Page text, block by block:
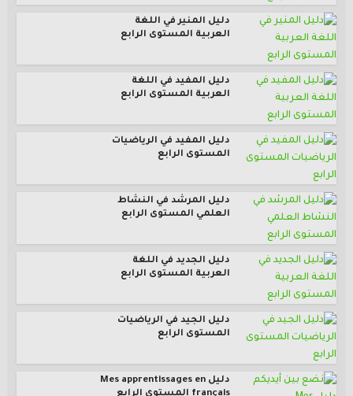
دليل المنير في اللغة
العربية المستوى الرابع
دليل المفيد في اللغة
العربية المستوى الرابع
دليل المفيد في الرياضيات
المستوى الرابع
دليل المرشد في النشاط
العلمي المستوى الرابع
دليل الجديد في اللغة
العربية المستوى الرابع
دليل الجيد في الرياضيات
المستوى الرابع
دليل Mes apprentissages en
français المستوى الرابع